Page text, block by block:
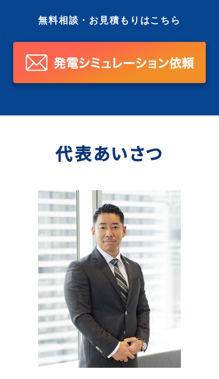
無料相談・お見積もりはこちら
代表あいさつ